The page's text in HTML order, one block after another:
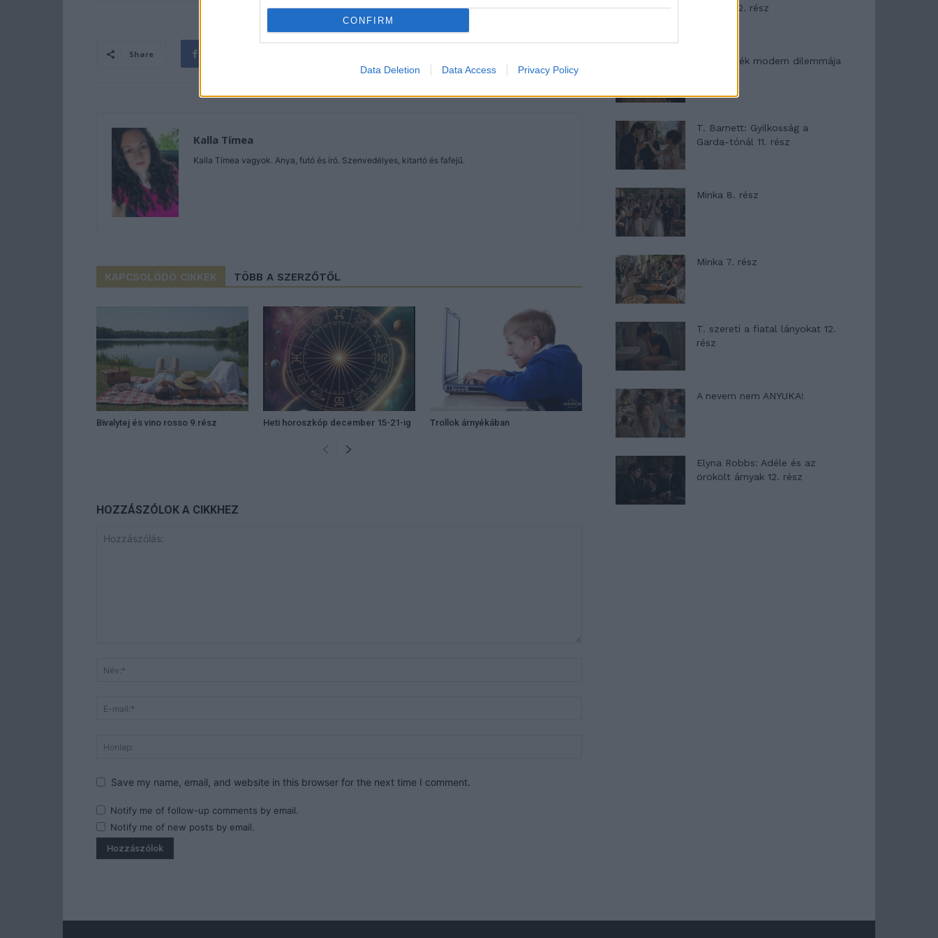
CONFIRM
Data Deletion Data Access Privacy Policy
Share
Kalla Tímea
Kalla Tímea vagyok. Anya, futó és író. Szenvedélyes, kitartó és fafejű.
KAPCSOLÓDÓ CIKKEK TÖBB A SZERZŐTŐL
Bivalytej és vino rosso 9.rész Heti horoszkóp december 15-21-ig Trollok árnyékában
HOZZÁSZÓLOK A CIKKHEZ
Save my name, email, and website in this browser for the next time I comment.
Notify me of follow-up comments by email.
Notify me of new posts by email.
mítosza 2. rész
Az ereklyék modern dilemmája
T. Barnett: Gyilkosság a
Garda-tónál 11. rész
Minka 8. rész
Minka 7. rész
T. szereti a fiatal lányokat 12.
rész
A nevem nem ANYUKA!
Elyna Robbs: Adéle és az
örökölt árnyak 12. rész